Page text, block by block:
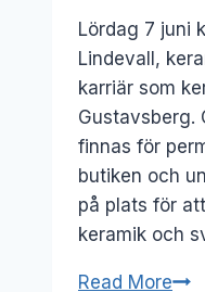
Lördag 7 juni
Lindevall,
karriär som
Gustavsberg.
finnas för
butiken och
på plats för
keramik och
Read More7